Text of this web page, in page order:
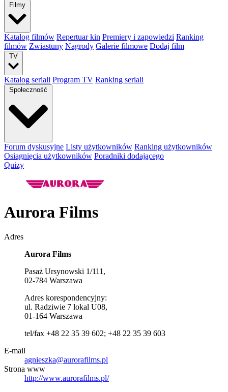
Filmy
Katalog filmów Repertuar kin Premiery i zapowiedzi Ranking
filmów Zwiastuny Nagrody Galerie filmowe Dodaj film
TV
Katalog seriali Program TV Ranking seriali
Społeczność
Forum dyskusyjne Listy użytkowników Ranking użytkowników
Osiągnięcia użytkowników Poradniki dodającego
Quizy
Aurora Films
Adres
Aurora Films
Pasaż Ursynowski 1/111,
02-784 Warszawa
Adres korespondencyjny:
ul. Radziwie 7 lokal U08,
01-164 Warszawa
tel/fax +48 22 35 39 602; +48 22 35 39 603
E-mail
agnieszka@aurorafilms.pl
Strona www
http://www.aurorafilms.pl/